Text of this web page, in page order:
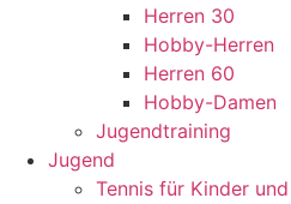
Herren 30
Hobby-Herren
Herren 60
Hobby-Damen
Jugendtraining
Jugend
Tennis für Kinder